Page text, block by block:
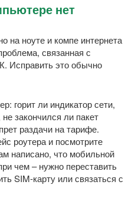
нет
на ноуте и компе интернета
связанная с
Исправить это обычно
горит ли индикатор сети,
закончился ли пакет
раздачи на тарифе.
роутера и посмотрите
написано, что мобильной
чем – нужно переставить
SIM-карту или связаться с